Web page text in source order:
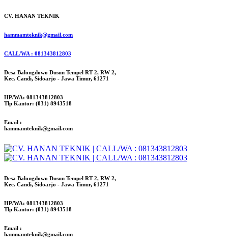
CV. HANAN TEKNIK
hammamteknik@gmail.com
CALL/WA : 081343812803
Desa Balongdowo Dusun Tempel RT 2, RW 2,
Kec. Candi, Sidoarjo - Jawa Timur, 61271
HP/WA: 081343812803
Tlp Kantor: (031) 8943518
Email :
hammamteknik@gmail.com
Desa Balongdowo Dusun Tempel RT 2, RW 2,
Kec. Candi, Sidoarjo - Jawa Timur, 61271
HP/WA: 081343812803
Tlp Kantor: (031) 8943518
Email :
hammamteknik@gmail.com